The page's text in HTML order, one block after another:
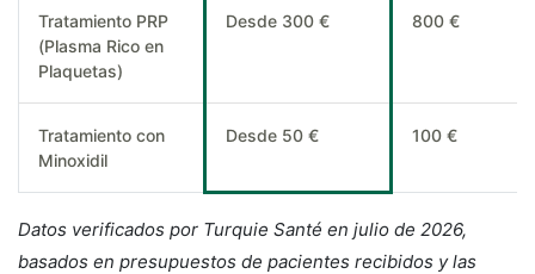
Tratamiento PRP
(Plasma Rico en
Plaquetas)
Desde 300 € 800 €
Tratamiento con
Minoxidil
Desde 50 € 100 €
Datos verificados por Turquie Santé en julio de 2026,
basados en presupuestos de pacientes recibidos y las